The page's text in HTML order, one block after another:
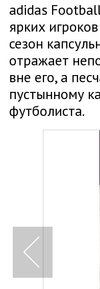
adidas
ярких
сезон
отражает
вне его, а
пустынному
футболиста.